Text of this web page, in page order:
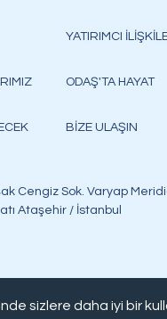
sizlere daha iyi bir
YATIRIMCI
ODAŞ'TA HAYAT
BİZE ULAŞIN
Cengiz Sok. Varyap
Ataşehir / İstanbul